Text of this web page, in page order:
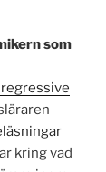
som
regressive
kring vad